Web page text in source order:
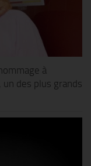
à
un des plus grands